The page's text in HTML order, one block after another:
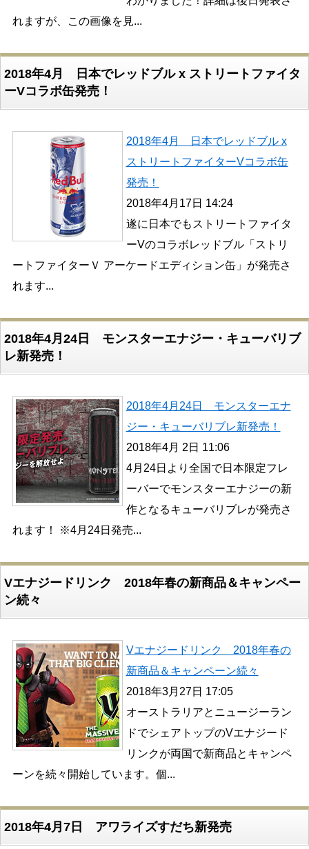
れますが、この画像を見...
2018年4月 日本でレッドブル x ストリートファイタ
ーVコラボ缶発売！
2018年4月 日本でレッドブル x
ストリートファイターVコラボ缶
発売！
2018年4月17日 14:24
遂に日本でもストリートファイタ
ーVのコラボレッドブル「ストリ
ートファイターＶ アーケードエディション缶」が発売さ
れます...
2018年4月24日 モンスターエナジー・キューバリブ
レ新発売！
2018年4月24日 モンスターエナ
ジー・キューバリブレ新発売！
2018年4月 2日 11:06
4月24日より全国で日本限定フレ
ーバーでモンスターエナジーの新
作となるキューバリブレが発売さ
れます！ ※4月24日発売...
Vエナジードリンク 2018年春の新商品＆キャンペー
ン続々
Vエナジードリンク 2018年春の
新商品＆キャンペーン続々
2018年3月27日 17:05
オーストラリアとニュージーラン
ドでシェアトップのVエナジード
リンクが両国で新商品とキャンペ
ーンを続々開始しています。個...
2018年4月7日 アワライズすだち新発売